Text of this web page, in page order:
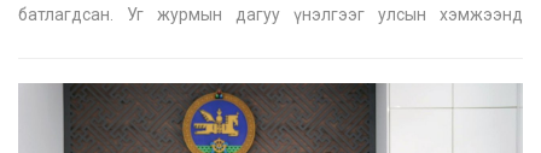
батлагдсан. Уг журмын дагуу үнэлгээг улсын хэмжээнд
мэдээллийг авлаа.